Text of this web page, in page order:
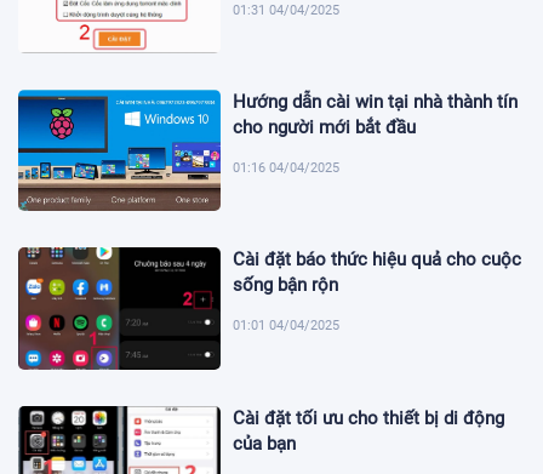
01:31 04/04/2025
Hướng dẫn cài win tại nhà thành tín
cho người mới bắt đầu
01:16 04/04/2025
Cài đặt báo thức hiệu quả cho cuộc
sống bận rộn
01:01 04/04/2025
Cài đặt tối ưu cho thiết bị di động
của bạn